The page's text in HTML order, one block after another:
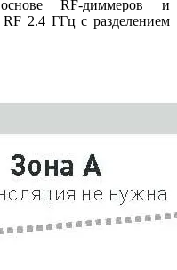
RF-диммеров и
2.4 ГГц с разделением